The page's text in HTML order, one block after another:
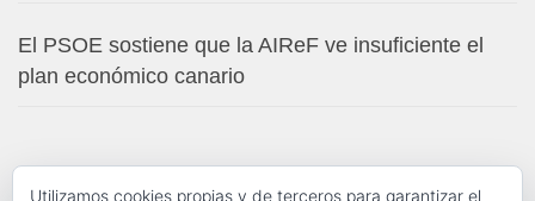
El PSOE sostiene que la AIReF ve insuficiente el
plan económico canario
Utilizamos cookies propias y de terceros para garantizar el